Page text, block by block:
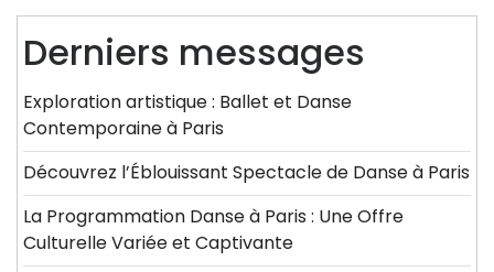
Derniers messages
Exploration artistique : Ballet et Danse
Contemporaine à Paris
Découvrez l’Éblouissant Spectacle de Danse à Paris
La Programmation Danse à Paris : Une Offre
Culturelle Variée et Captivante